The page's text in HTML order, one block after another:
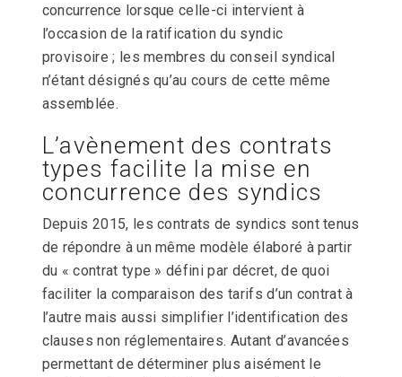
concurrence lorsque celle-ci intervient à
l’occasion de la ratification du syndic
provisoire ; les membres du conseil syndical
n’étant désignés qu’au cours de cette même
assemblée.
L’avènement des contrats
types facilite la mise en
concurrence des syndics
Depuis 2015, les contrats de syndics sont tenus
de répondre à un même modèle élaboré à partir
du « contrat type » défini par décret, de quoi
faciliter la comparaison des tarifs d’un contrat à
l’autre mais aussi simplifier l’identification des
clauses non réglementaires. Autant d’avancées
permettant de déterminer plus aisément le